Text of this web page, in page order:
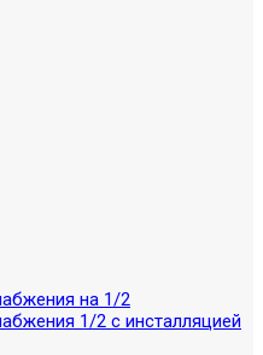
на 1/2
1/2 с инсталляцией